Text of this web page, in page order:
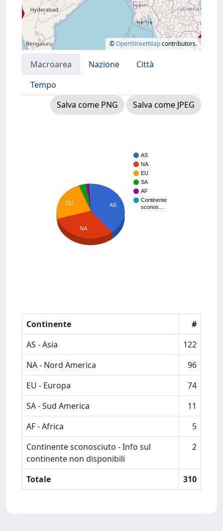
©OpenStreetMapcontributors.
Macroarea Nazione
Città
Tempo
Salva come PNG
Salva come JPEG
AS
NA
EU
SA
AF
Continente
sconos…
AS
EU
NA
Continente
#
AS - Asia
122
NA - Nord America
96
EU - Europa
74
SA - Sud America
11
AF - Africa
5
Continente sconosciuto - Info sul
continente non disponibili
2
Totale 310